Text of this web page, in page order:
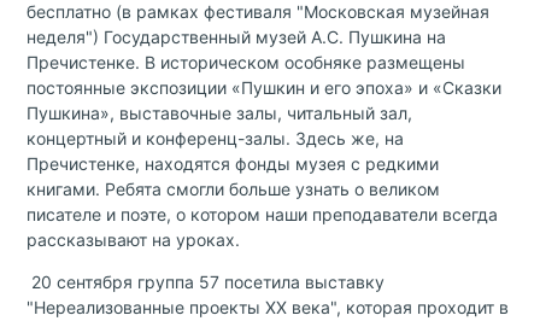
бесплатно (в рамках фестиваля "Московская музейная
неделя") Государственный музей А.С. Пушкина на
Пречистенке. В историческом особняке размещены
постоянные экспозиции «Пушкин и его эпоха» и «Сказки
Пушкина», выставочные залы, читальный зал,
концертный и конференц-залы. Здесь же, на
Пречистенке, находятся фонды музея с редкими
книгами. Ребята смогли больше узнать о великом
писателе и поэте, о котором наши преподаватели всегда
рассказывают на уроках.
20 сентября группа 57 посетила выставку
"Нереализованные проекты ХХ века", которая проходит в